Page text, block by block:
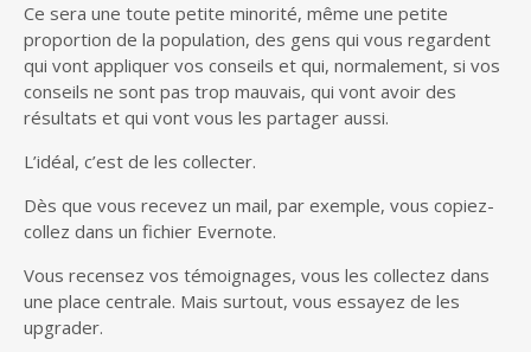
Ce sera une toute petite minorité, même une petite
proportion de la population, des gens qui vous regardent
qui vont appliquer vos conseils et qui, normalement, si vos
conseils ne sont pas trop mauvais, qui vont avoir des
résultats et qui vont vous les partager aussi.
L’idéal, c’est de les collecter.
Dès que vous recevez un mail, par exemple, vous copiez-
collez dans un fichier Evernote.
Vous recensez vos témoignages, vous les collectez dans
une place centrale. Mais surtout, vous essayez de les
upgrader.